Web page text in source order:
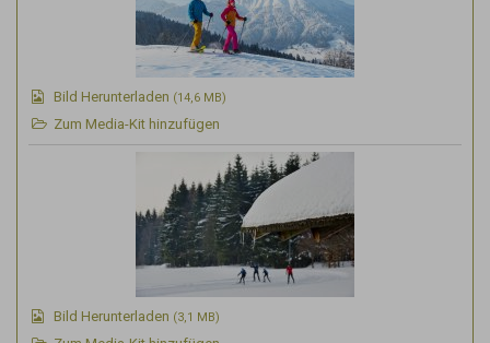
Bild Herunterladen (14,6 MB)
Zum Media-Kit hinzufügen
Bild Herunterladen (3,1 MB)